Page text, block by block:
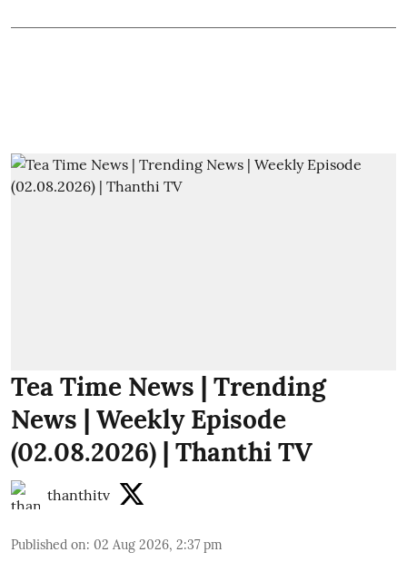
Tea Time News | Trending
News | Weekly Episode
(02.08.2026) | Thanthi TV
thanthitv
Published on: 02 Aug 2026, 2:37 pm